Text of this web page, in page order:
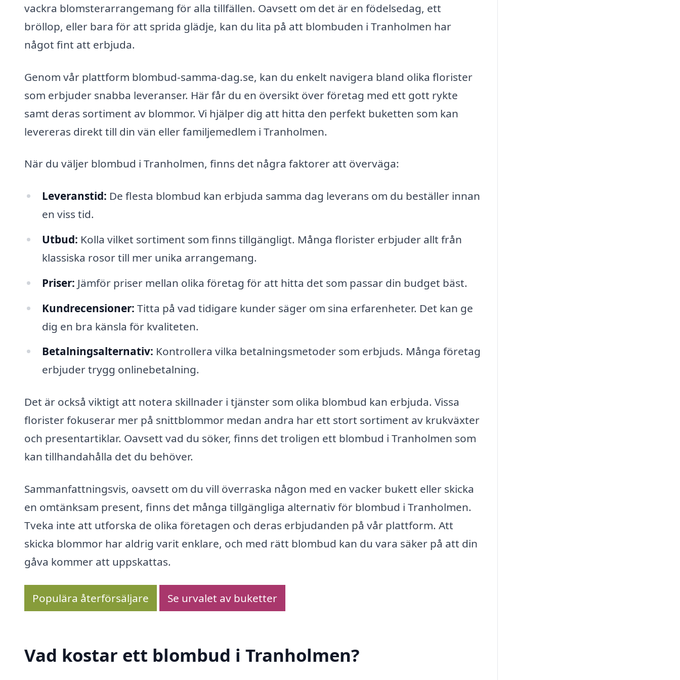
vackra blomsterarrangemang för alla tillfällen. Oavsett om det är en födelsedag, ett
bröllop, eller bara för att sprida glädje, kan du lita på att blombuden i Tranholmen har
något fint att erbjuda.
Genom vår plattform blombud-samma-dag.se, kan du enkelt navigera bland olika florister
som erbjuder snabba leveranser. Här får du en översikt över företag med ett gott rykte
samt deras sortiment av blommor. Vi hjälper dig att hitta den perfekt buketten som kan
levereras direkt till din vän eller familjemedlem i Tranholmen.
När du väljer blombud i Tranholmen, finns det några faktorer att överväga:
Leveranstid: De flesta blombud kan erbjuda samma dag leverans om du beställer innan
en viss tid.
Utbud: Kolla vilket sortiment som finns tillgängligt. Många florister erbjuder allt från
klassiska rosor till mer unika arrangemang.
Priser: Jämför priser mellan olika företag för att hitta det som passar din budget bäst.
Kundrecensioner: Titta på vad tidigare kunder säger om sina erfarenheter. Det kan ge
dig en bra känsla för kvaliteten.
Betalningsalternativ: Kontrollera vilka betalningsmetoder som erbjuds. Många företag
erbjuder trygg onlinebetalning.
Det är också viktigt att notera skillnader i tjänster som olika blombud kan erbjuda. Vissa
florister fokuserar mer på snittblommor medan andra har ett stort sortiment av krukväxter
och presentartiklar. Oavsett vad du söker, finns det troligen ett blombud i Tranholmen som
kan tillhandahålla det du behöver.
Sammanfattningsvis, oavsett om du vill överraska någon med en vacker bukett eller skicka
en omtänksam present, finns det många tillgängliga alternativ för blombud i Tranholmen.
Tveka inte att utforska de olika företagen och deras erbjudanden på vår plattform. Att
skicka blommor har aldrig varit enklare, och med rätt blombud kan du vara säker på att din
gåva kommer att uppskattas.
Populära återförsäljare Se urvalet av buketter
Vad kostar ett blombud i Tranholmen?